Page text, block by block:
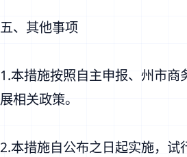
五、其他事项
1.本措施按照自主申报、州市
展相关政策。
2.本措施自公布之日起实施，